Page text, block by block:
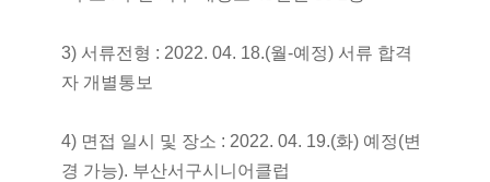
3) 서류전형 : 2022. 04. 18.(월-예정) 서류 합격
자 개별통보
4) 면접 일시 및 장소 : 2022. 04. 19.(화) 예정(변
경 가능). 부산서구시니어클럽